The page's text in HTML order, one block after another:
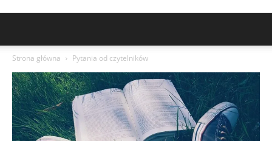
Strona główna Pytania od czytelników